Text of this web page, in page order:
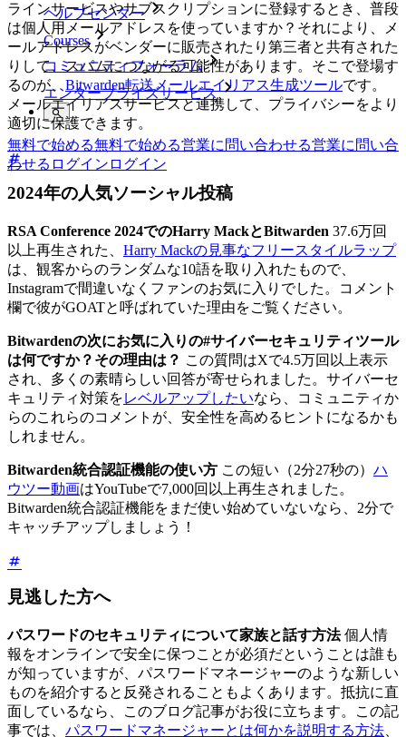
ヘルプセンター
Courses
コミュニティフォーラム
エンタープライズサービス
無料で始める無料で始める営業に問い合わせる営業に問い合
わせる ログイン ログイン
ラインサービスやサブスクリプションに登録するとき、普段
は個人用メールアドレスを使っていますか？それにより、メ
ールアドレスがベンダーに販売されたり第三者と共有された
りして、スパムにつながる可能性があります。そこで登場す
るのが、 Bitwarden転送メールエイリアス生成ツールです。
メールエイリアスサービスと連携して、プライバシーをより
適切に保護できます。
2024年の人気ソーシャル投稿
RSA Conference 2024でのHarry MackとBitwarden 37.6万回
以上再生された、 Harry Mackの見事なフリースタイルラップ
は、観客からのランダムな10語を取り入れたもので、
Instagramで間違いなくファンのお気に入りでした。コメント
欄で彼がGOATと呼ばれていた理由をご覧ください。
Bitwardenの次にお気に入りの#サイバーセキュリティツール
は何ですか？その理由は？ この質問はXで4.5万回以上表示
され、多くの素晴らしい回答が寄せられました。サイバーセ
キュリティ対策をレベルアップしたいなら、コミュニティか
らのこれらのコメントが、安全性を高めるヒントになるかも
しれません。
Bitwarden統合認証機能の使い方 この短い（2分27秒の） ハ
ウツー動画はYouTubeで7,000回以上再生されました。
Bitwarden統合認証機能をまだ使い始めていないなら、2分で
キャッチアップしましょう！
見逃した方へ
パスワードのセキュリティについて家族と話す方法 個人情
報をオンラインで安全に保つことが必須だということは誰も
が知っていますが、パスワードマネージャーのような新しい
ものを紹介すると反発されることもよくあります。抵抗に直
面しているなら、このブログ記事がお役に立ちます。この記
事では、 パスワードマネージャーとは何かを説明する方法